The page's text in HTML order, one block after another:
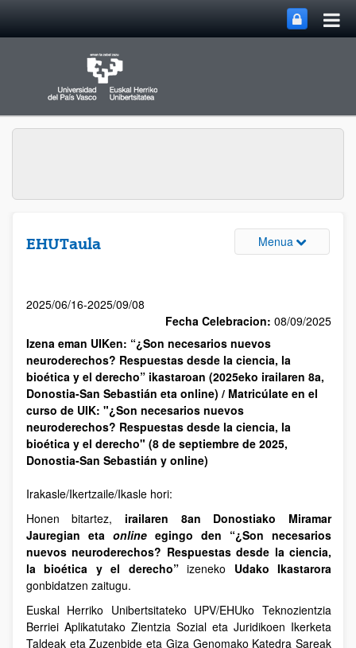
EHUTaula Menua
2025/06/16-2025/09/08
Fecha Celebracion: 08/09/2025
Izena eman UIKen: “¿Son necesarios nuevos
neuroderechos? Respuestas desde la ciencia, la
bioética y el derecho” ikastaroan (2025eko irailaren 8a,
Donostia-San Sebastián eta online) / Matricúlate en el
curso de UIK: "¿Son necesarios nuevos
neuroderechos? Respuestas desde la ciencia, la
bioética y el derecho" (8 de septiembre de 2025,
Donostia-San Sebastián y online)
Irakasle/Ikertzaile/Ikasle hori:
Honen bitartez, irailaren 8an Donostiako Miramar
Jauregian eta onlineegingo den “¿Son necesarios
nuevos neuroderechos? Respuestas desde la ciencia,
la bioética y el derecho”izeneko Udako Ikastarora
gonbidatzen zaitugu.
Euskal Herriko Unibertsitateko UPV/EHUko Teknozientzia
Berriei Aplikatutako Zientzia Sozial eta Juridikoen Ikerketa
Taldeak eta Zuzenbide eta Giza Genomako Katedra Sareak